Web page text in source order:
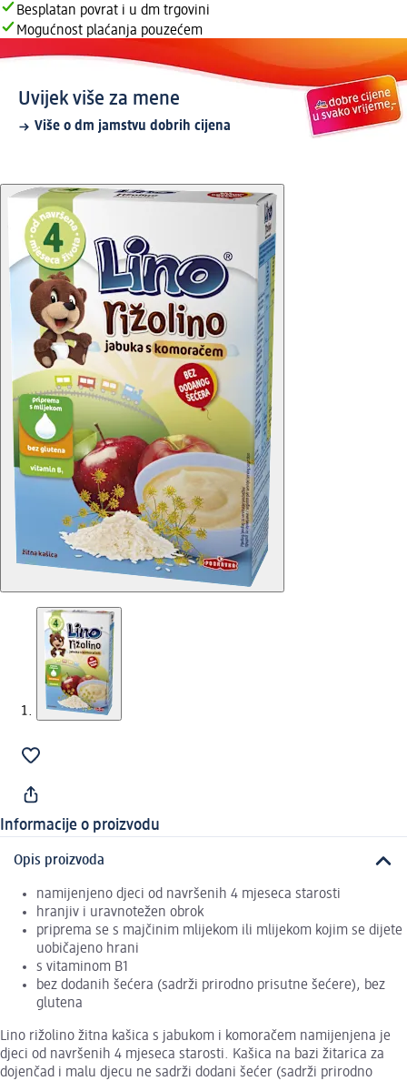
Besplatan povrat i u dm trgovini
Mogućnost plaćanja pouzećem
Uvijek više za mene
Više o dm jamstvu dobrih cijena
Informacije o proizvodu
Opis proizvoda
namijenjeno djeci od navršenih 4 mjeseca starosti
hranjiv i uravnotežen obrok
priprema se s majčinim mlijekom ili mlijekom kojim se dijete
uobičajeno hrani
s vitaminom B1
bez dodanih šećera (sadrži prirodno prisutne šećere), bez
glutena
Lino rižolino žitna kašica s jabukom i komoračem namijenjena je
djeci od navršenih 4 mjeseca starosti. Kašica na bazi žitarica za
dojenčad i malu djecu ne sadrži dodani šećer (sadrži prirodno